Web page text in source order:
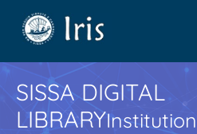
SISSA DIGITAL
LIBRARY